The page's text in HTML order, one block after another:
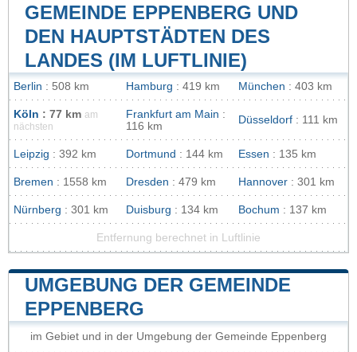
GEMEINDE EPPENBERG UND
DEN HAUPTSTÄDTEN DES
LANDES (IM LUFTLINIE)
Berlin : 508 km Hamburg : 419 km München : 403 km
Köln : 77 km am
nächsten
Frankfurt am Main :
116 km
Düsseldorf : 111 km
Leipzig : 392 km Dortmund : 144 km Essen : 135 km
Bremen : 1558 km Dresden : 479 km Hannover : 301 km
Nürnberg : 301 km Duisburg : 134 km Bochum : 137 km
Entfernung berechnet in Luftlinie
UMGEBUNG DER GEMEINDE
EPPENBERG
im Gebiet und in der Umgebung der Gemeinde Eppenberg